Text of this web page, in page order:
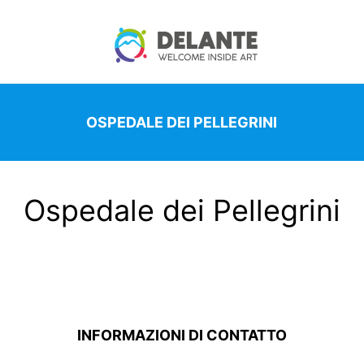
OSPEDALE DEI PELLEGRINI
Ospedale dei Pellegrini
INFORMAZIONI DI CONTATTO